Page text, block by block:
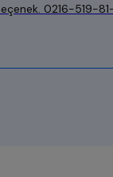
0216-519-